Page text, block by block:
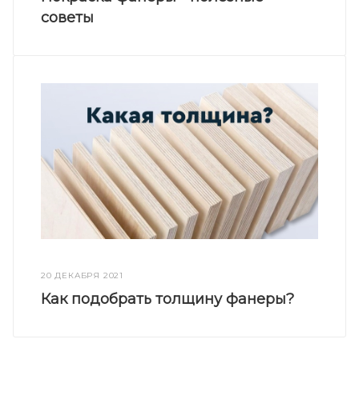
советы
20 ДЕКАБРЯ 2021
Как подобрать толщину фанеры?